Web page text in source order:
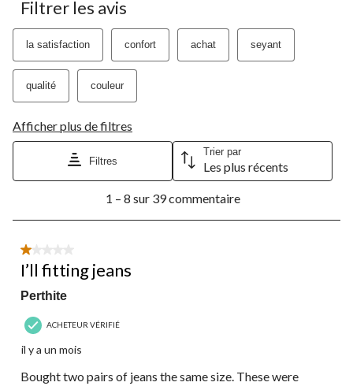
Filtrer les avis
la satisfaction confort achat seyant
qualité couleur
Afficher plus de filtres
Filtres
Trier par
Les plus récents
8
39
commentaire.
1 – 8 sur 39 commentaire
1 étoile(s) sur 5.
I’ll fitting jeans
Perthite
ACHETEUR VÉRIFIÉ
il y a un mois
Bought two pairs of jeans the same size. These were